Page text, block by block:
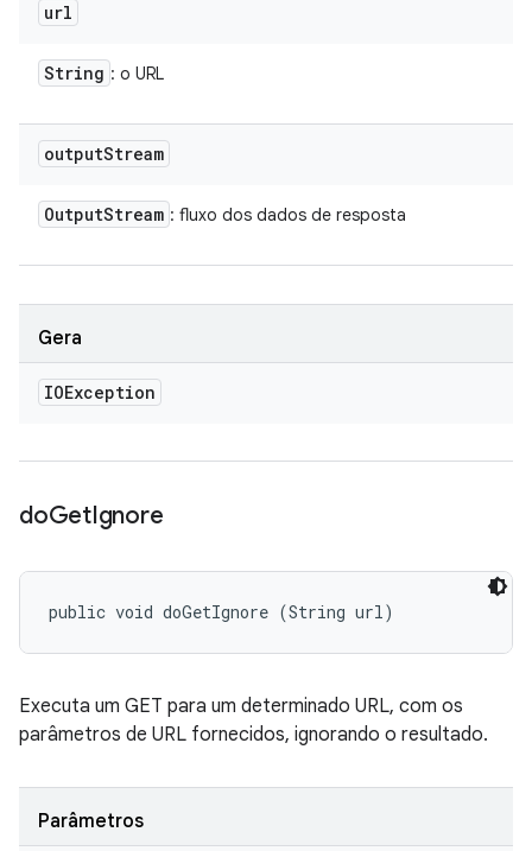
url
String : o URL
outputStream
OutputStream : fluxo dos dados de resposta
Gera
IOException
doGetIgnore
public void doGetIgnore (String url)
Executa um GET para um determinado URL, com os
parâmetros de URL fornecidos, ignorando o resultado.
Parâmetros